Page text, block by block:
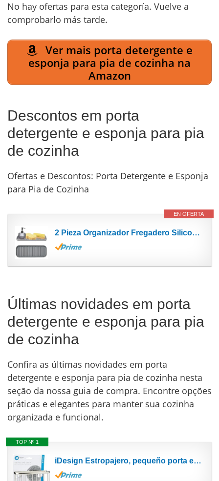
No hay ofertas para esta categoría. Vuelve a
comprobarlo más tarde.
Ver mais porta detergente e
esponja para pia de cozinha na
Amazon
Descontos em porta
detergente e esponja para pia
de cozinha
Ofertas e Descontos: Porta Detergente e Esponja
para Pia de Cozinha
EN OFERTA
2 Pieza Organizador Fregadero Silicona Porta Esponja Cocina Fregadero,Organizador Fregadero Cocina...
Últimas novidades em porta
detergente e esponja para pia
de cozinha
Confira as últimas novidades em porta
detergente e esponja para pia de cozinha nesta
seção da nossa guia de compra. Encontre opções
práticas e elegantes para manter sua cozinha
organizada e funcional.
TOP Nº 1
iDesign Estropajero, pequeño porta estropajos de metal para esponjas, raspadores de cacerolas y...